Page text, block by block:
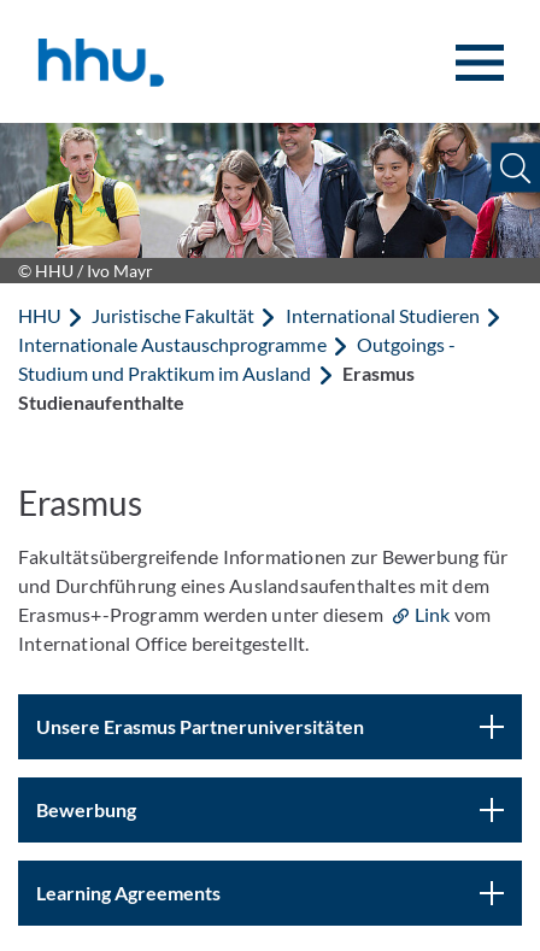
© HHU / Ivo Mayr
HHU Juristische Fakultät
International Studieren
Internationale Austauschprogramme
Outgoings -
Studium und Praktikum im Ausland
Erasmus
Studienaufenthalte
Erasmus
Fakultätsübergreifende Informationen zur Bewerbung für
und Durchführung eines Auslandsaufenthaltes mit dem
Erasmus+-Programm werden unter diesem
Link vom
International Office bereitgestellt.
Unsere Erasmus Partneruniversitäten
Bewerbung
Learning Agreements